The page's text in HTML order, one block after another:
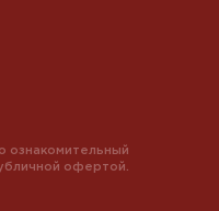
ознакомительный
офертой.